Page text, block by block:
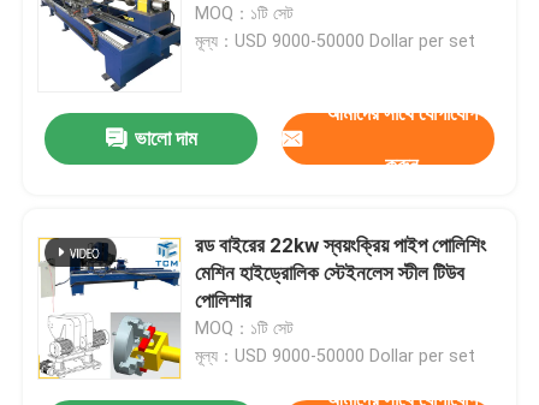
MOQ：১টি সেট
মূল্য：USD 9000-50000 Dollar per set
ভালো দাম
আমাদের সাথে যোগাযোগ
করুন
রড বাইরের 22kw স্বয়ংক্রিয় পাইপ পোলিশিং
মেশিন হাইড্রোলিক স্টেইনলেস স্টীল টিউব
পোলিশার
MOQ：১টি সেট
মূল্য：USD 9000-50000 Dollar per set
আমাদের সাথে যোগাযোগ